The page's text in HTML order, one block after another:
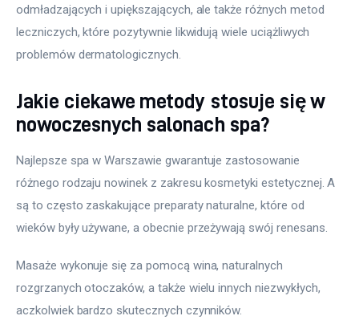
odmładzających i upiększających, ale także różnych metod
leczniczych, które pozytywnie likwidują wiele uciążliwych
problemów dermatologicznych.
Jakie ciekawe metody stosuje się w
nowoczesnych salonach spa?
Najlepsze spa w Warszawie gwarantuje zastosowanie
różnego rodzaju nowinek z zakresu kosmetyki estetycznej. A
są to często zaskakujące preparaty naturalne, które od
wieków były używane, a obecnie przeżywają swój renesans.
Masaże wykonuje się za pomocą wina, naturalnych
rozgrzanych otoczaków, a także wielu innych niezwykłych,
aczkolwiek bardzo skutecznych czynników.